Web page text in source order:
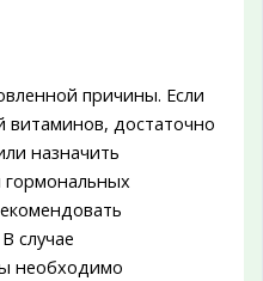
причины. Если
витаминов, достаточно
назначить
случае
необходимо